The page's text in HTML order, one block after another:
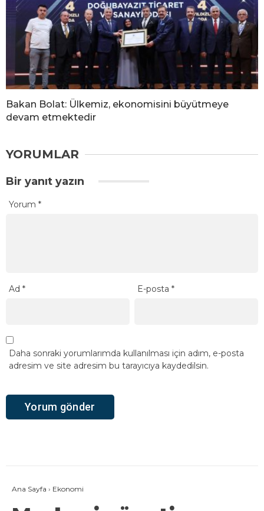
Bakan Bolat: Ülkemiz, ekonomisini büyütmeye
devam etmektedir
YORUMLAR
Bir yanıt yazın
Yorum *
Ad * E-posta*
Daha sonraki yorumlarımda kullanılması için adım, e-posta
adresim ve site adresim bu tarayıcıya kaydedilsin.
Ana Sayfa › Ekonomi